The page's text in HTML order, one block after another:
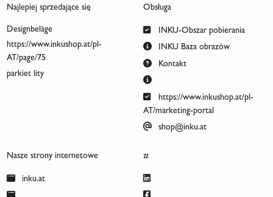
Najlepiej sprzedające się
Designbeläge
https://www.inkushop.at/pl-
AT/page/75
parkiet lity
Obsługa
INKU-Obszar pobierania
INKU Baza obrazów
Kontakt
https://www.inkushop.at/pl-
AT/marketing-portal
shop@inku.at
Nasze strony internetowe
inku.at
#